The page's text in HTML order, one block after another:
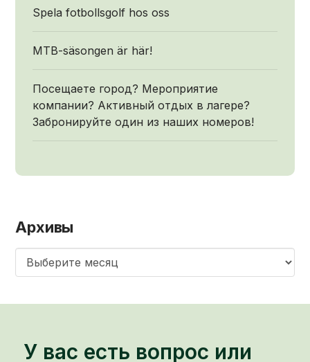
Spela fotbollsgolf hos oss
MTB-säsongen är här!
Посещаете город? Мероприятие
компании? Активный отдых в лагере?
Забронируйте один из наших номеров!
Архивы
У вас есть вопрос или